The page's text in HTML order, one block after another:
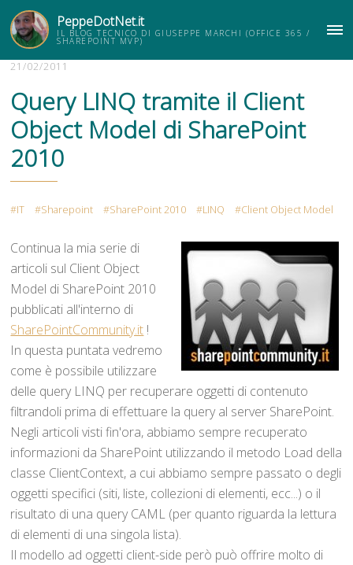
PeppeDotNet.it
IL BLOG TECNICO DI GIUSEPPE MARCHI (OFFICE 365 /
SHAREPOINT MVP)
21/02/2011
Query LINQ tramite il Client
Object Model di SharePoint
2010
IT Sharepoint SharePoint 2010 LINQ Client Object Model
Continua la mia serie di
articoli sul Client Object
Model di SharePoint 2010
pubblicati all'interno di
SharePointCommunity.it !
In questa puntata vedremo
come è possibile utilizzare
delle query LINQ per recuperare oggetti di contenuto
filtrandoli prima di effettuare la query al server SharePoint.
Negli articoli visti fin'ora, abbiamo sempre recuperato
informazioni da SharePoint utilizzando il metodo Load della
classe ClientContext, a cui abbiamo sempre passato o degli
oggetti specifici (siti, liste, collezioni di elementi, ecc...) o il
risultato di una query CAML (per quanto riguarda la lettura
di elementi di una singola lista).
Il modello ad oggetti client-side però può offrire molto di